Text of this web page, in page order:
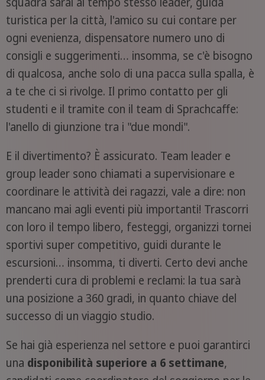
turistica per la città, l'amico su cui contare per
ogni evenienza, dispensatore numero uno di
consigli e suggerimenti… insomma, se c'è bisogno
di qualcosa, anche solo di una pacca sulla spalla, è
a te che ci si rivolge. Il primo contatto per gli
studenti e il tramite con il team di Sprachcaffe:
l'anello di giunzione tra i "due mondi".
E il divertimento? È assicurato. Team leader e
group leader sono chiamati a supervisionare e
coordinare le attività dei ragazzi, vale a dire: non
mancano mai agli eventi più importanti! Trascorri
con loro il tempo libero, festeggi, organizzi tornei
sportivi super competitivo, guidi durante le
escursioni… insomma, ti diverti. Certo devi anche
prenderti cura di problemi e reclami: la tua sarà
una posizione a 360 gradi, in quanto chiave del
successo di un viaggio studio.
Se hai già esperienza nel settore e puoi garantirci
una disponibilità superiore a 6 settimane,